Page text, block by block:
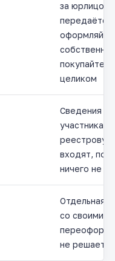
за юрлицом
передаётся:
оформляйте
покупайте
целиком
Сведения об
участниках в
реестровую
входят,
ничего не
Отдельная
со своими
не решается